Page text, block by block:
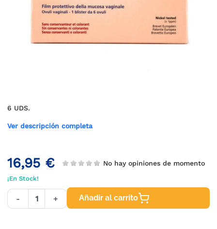
6 UDS.
Ver descripción completa
16,95 € No hay opiniones de momento
¡En Stock!
- + Añadir al carrito